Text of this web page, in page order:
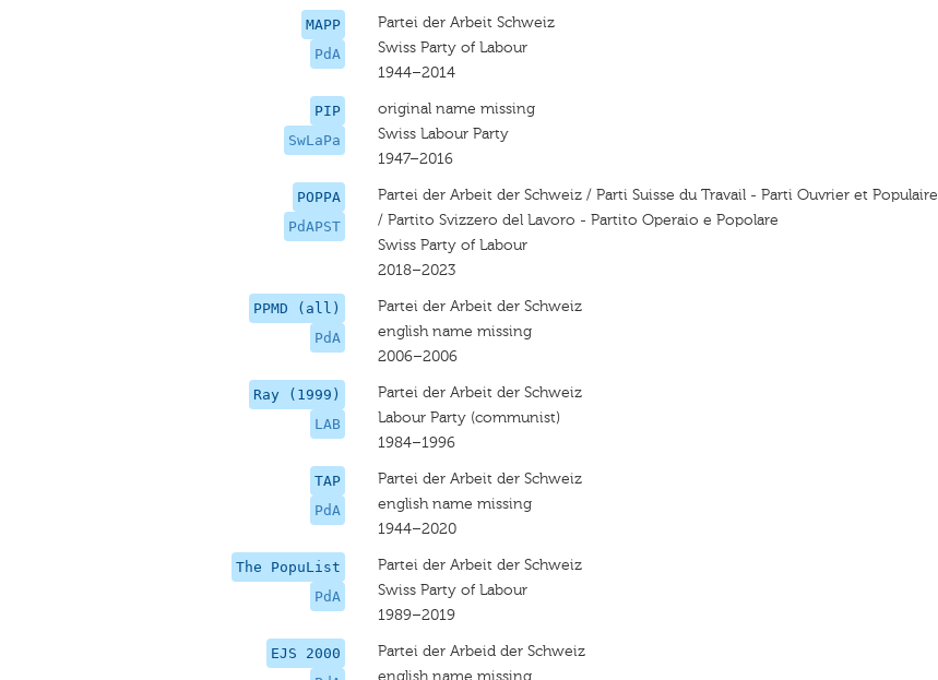
MAPP
PdA
Partei der Arbeit Schweiz
Swiss Party of Labour
1944–2014
PIP
SwLaPa
original name missing
Swiss Labour Party
1947–2016
POPPA
PdAPST
Partei der Arbeit der Schweiz / Parti Suisse du Travail - Parti Ouvrier et Populaire
/ Partito Svizzero del Lavoro - Partito Operaio e Popolare
Swiss Party of Labour
2018–2023
PPMD (all)
PdA
Partei der Arbeit der Schweiz
english name missing
2006–2006
Ray (1999)
LAB
Partei der Arbeit der Schweiz
Labour Party (communist)
1984–1996
TAP
PdA
Partei der Arbeit der Schweiz
english name missing
1944–2020
The PopuList
PdA
Partei der Arbeit der Schweiz
Swiss Party of Labour
1989–2019
EJS 2000
Partei der Arbeid der Schweiz
english name missing